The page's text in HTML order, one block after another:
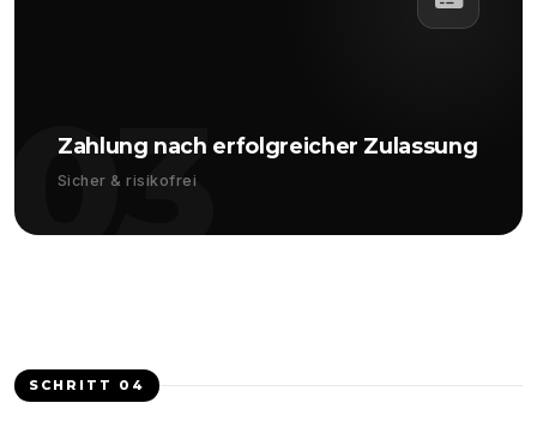
03
Zahlung nach erfolgreicher Zulassung
Sicher & risikofrei
SCHRITT 04